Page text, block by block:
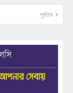
পূর্বতন